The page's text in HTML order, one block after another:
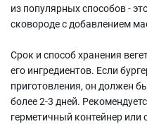
из популярных способов -
сковороде с добавлением
Срок и способ хранения
его ингредиентов. Если
приготовления, он должен
более 2-3 дней.
герметичный контейнер или